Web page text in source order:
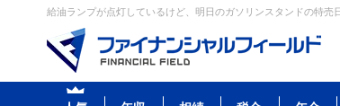
給油ランプが点灯しているけど、明日のガソリンスタンドの特